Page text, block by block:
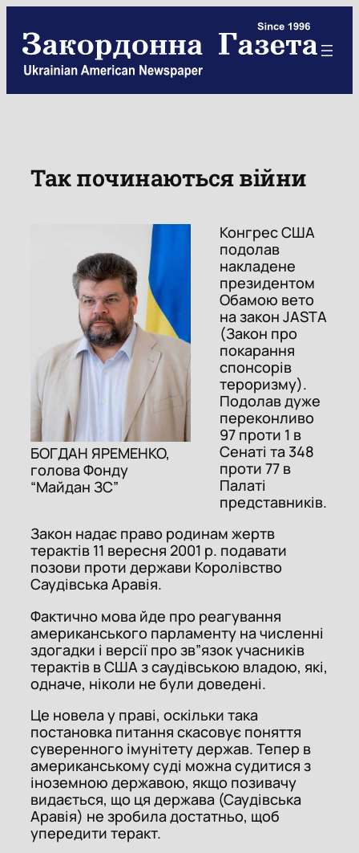
content
Так починаються війни
БОГДАН ЯРЕМЕНКО,
голова Фонду
“Майдан ЗС”
Конгрес США
подолав
накладене
президентом
Обамою вето
на закон JASTA
(Закон про
покарання
спонсорів
тероризму).
Подолав дуже
переконливо
97 проти 1 в
Сенаті та 348
проти 77 в
Палаті
представників.
Закон надає право родинам жертв
терактів 11 вересня 2001 р. подавати
позови проти держави Королівство
Саудівська Аравія.
Фактично мова йде про реагування
американського парламенту на численні
здогадки і версії про зв”язок учасників
терактів в США з саудівською владою, які,
одначе, ніколи не були доведені.
Це новела у праві, оскільки така
постановка питання скасовує поняття
суверенного імунітету держав. Тепер в
американському суді можна судитися з
іноземною державою, якщо позивачу
видається, що ця держава (Саудівська
Аравія) не зробила достатньо, щоб
упередити теракт.